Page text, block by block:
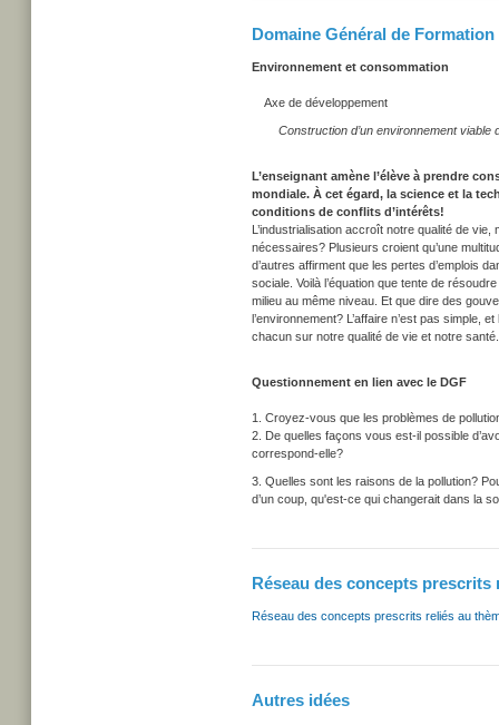
Domaine Général de Formation
Environnement et consommation
Axe de développement
Construction d’un environnement viable
L’enseignant amène l’élève à prendre
mondiale. À cet égard, la science et la
conditions de conflits d’intérêts!
L’industrialisation accroît notre qualité de
nécessaires? Plusieurs croient qu’une
d’autres affirment que les pertes d’emplois
sociale. Voilà l’équation que tente de
milieu au même niveau. Et que dire des
l’environnement? L’affaire n’est pas simple,
chacun sur notre qualité de vie et notre santé.
Questionnement en lien avec le DGF
1. Croyez-vous que les problèmes de
2. De quelles façons vous est-il possible
correspond-elle?
3. Quelles sont les raisons de la pollution?
d’un coup, qu'est-ce qui changerait dans la
Réseau des concepts prescrits
Réseau des concepts prescrits reliés au
Autres idées